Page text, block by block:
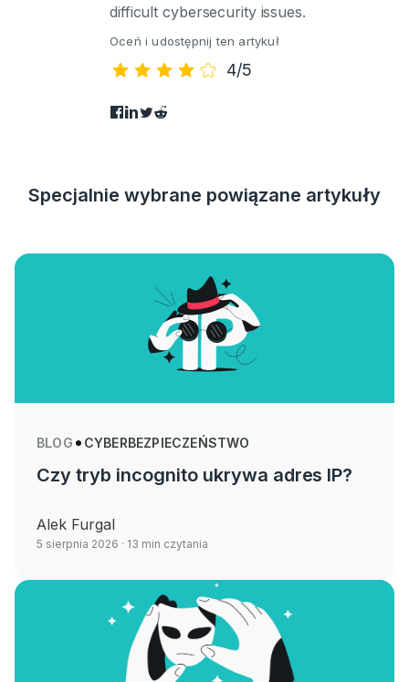
difficult cybersecurity issues.
Oceń i udostępnij ten artykuł
4/5
Specjalnie wybrane powiązane artykuły
BLOG CYBERBEZPIECZEŃSTWO
Czy tryb incognito ukrywa adres IP?
Alek Furgal
5 sierpnia 2026 · 13 min czytania